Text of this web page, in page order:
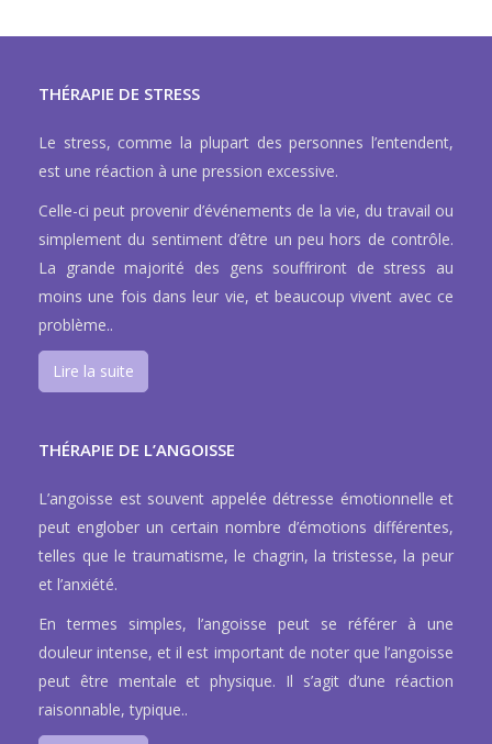
THÉRAPIE DE STRESS
Le stress, comme la plupart des personnes l’entendent,
est une réaction à une pression excessive.
Celle-ci peut provenir d’événements de la vie, du travail ou
simplement du sentiment d’être un peu hors de contrôle.
La grande majorité des gens souffriront de stress au
moins une fois dans leur vie, et beaucoup vivent avec ce
problème..
Lire la suite
THÉRAPIE DE L’ANGOISSE
L’angoisse est souvent appelée détresse émotionnelle et
peut englober un certain nombre d’émotions différentes,
telles que le traumatisme, le chagrin, la tristesse, la peur
et l’anxiété.
En termes simples, l’angoisse peut se référer à une
douleur intense, et il est important de noter que l’angoisse
peut être mentale et physique. Il s’agit d’une réaction
raisonnable, typique..